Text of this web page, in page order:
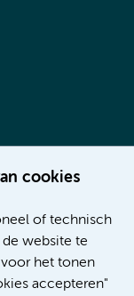
cookies
of technisch
website te
het tonen
accepteren"